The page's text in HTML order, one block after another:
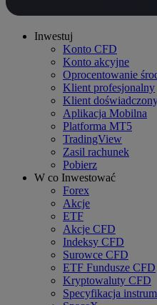
Inwestuj
Konto CFD
Konto akcyjne
Oprocentowanie
Klient profesjonalny
Klient
Aplikacja Mobilna
Platforma MT5
TradingView
Zasil rachunek
Pobierz
W co Inwestować
Forex
Akcje
ETF
Akcje CFD
Indeksy CFD
Surowce CFD
ETF Fundusze CFD
Kryptowaluty CFD
Specyfikacja